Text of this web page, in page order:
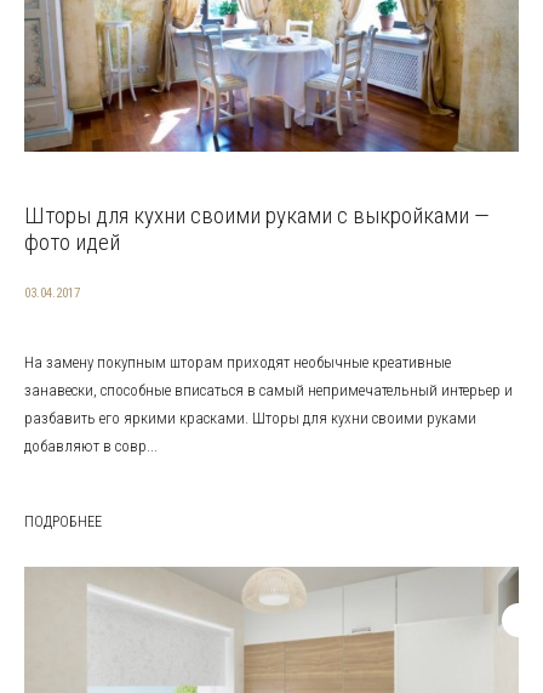
Шторы для кухни своими руками с выкройками —
фото идей
03.04.2017
На замену покупным шторам приходят необычные креативные
занавески, способные вписаться в самый непримечательный интерьер и
разбавить его яркими красками. Шторы для кухни своими руками
добавляют в совр...
ПОДРОБНЕЕ